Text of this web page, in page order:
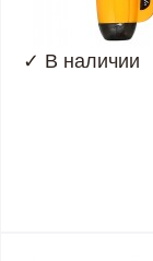
✓ В наличии